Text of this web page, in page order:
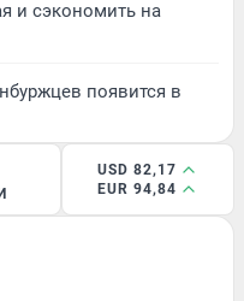
и сэкономить на
появится в
USD 82,17
EUR 94,84